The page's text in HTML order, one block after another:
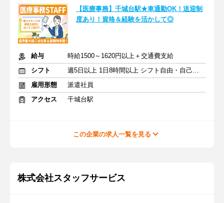
【医療事務】千城台駅★車通勤OK！送迎制
度あり！資格＆経験を活かして◎
給与
時給1500～1620円以上＋交通費支給
シフト
週5日以上 1日8時間以上 シフト自由・自己申告
雇用形態
派遣社員
アクセス
千城台駅
この企業の求人一覧を見る
株式会社スタッフサービス